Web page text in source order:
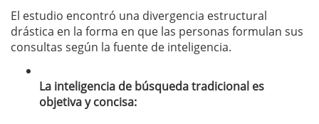
El estudio encontró una divergencia estructural
drástica en la forma en que las personas formulan sus
consultas según la fuente de inteligencia.
La inteligencia de búsqueda tradicional es
objetiva y concisa: